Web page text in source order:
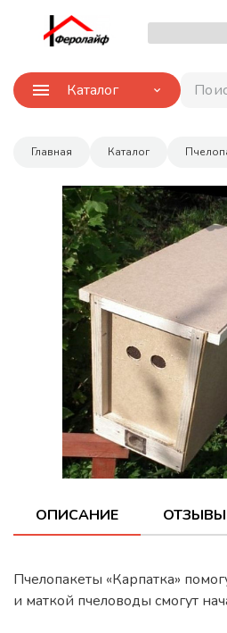
Каталог
Главная Каталог
ОПИСАНИЕ ОТЗЫВЫ
Пчелопакеты «Карпатка»
и маткой пчеловоды смогут